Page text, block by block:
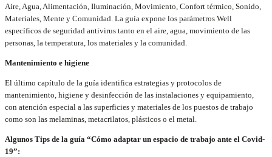
Aire, Agua, Alimentación, Iluminación, Movimiento, Confort térmico, Sonido,
Materiales, Mente y Comunidad. La guía expone los parámetros Well
específicos de seguridad antivirus tanto en el aire, agua, movimiento de las
personas, la temperatura, los materiales y la comunidad.
Mantenimiento e higiene
El último capítulo de la guía identifica estrategias y protocolos de
mantenimiento, higiene y desinfección de las instalaciones y equipamiento,
con atención especial a las superficies y materiales de los puestos de trabajo
como son las melaminas, metacrilatos, plásticos o el metal.
Algunos Tips de la guía “Cómo adaptar un espacio de trabajo ante el Covid-
19”: